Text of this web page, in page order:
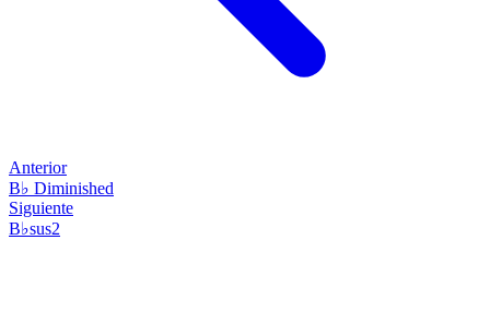
Anterior
B♭ Diminished
Siguiente
B♭sus2